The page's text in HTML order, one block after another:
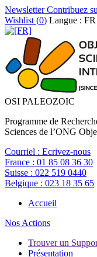
NewsletterContribuez
Wishlist (0) Langue : FR
OSI PALEOZOIC
Programme de
Sciences de l’ONG
Courriel : Ecrivez-nous
France : 01 85 08 36 30
Suisse : 022 519 0440
Belgique : 023 18 35 65
Accueil
Nos Actions
Trouver un
Présentation